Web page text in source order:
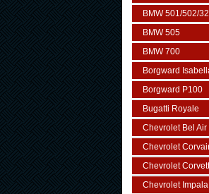
BMW 501/502/
BMW 505
BMW 700
Borgward
Borgward P100
Bugatti Royale
Chevrolet Bel Air
Chevrolet
Chevrolet
Chevrolet Impala